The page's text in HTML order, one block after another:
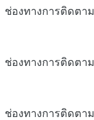
ช่องทางการติดตาม
ช่องทางการติดตาม
ช่องทางการติดตาม